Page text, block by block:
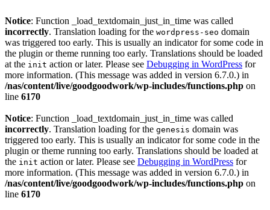
Notice: Function _load_textdomain_just_in_time was called
incorrectly. Translation loading for the wordpress-seo domain
was triggered too early. This is usually an indicator for some code in
the plugin or theme running too early. Translations should be loaded
at the init action or later. Please see Debugging in WordPress for
more information. (This message was added in version 6.7.0.) in
/nas/content/live/goodgoodwork/wp-includes/functions.php on
line 6170
Notice: Function _load_textdomain_just_in_time was called
incorrectly. Translation loading for the genesis domain was
triggered too early. This is usually an indicator for some code in the
plugin or theme running too early. Translations should be loaded at
the init action or later. Please see Debugging in WordPress for
more information. (This message was added in version 6.7.0.) in
/nas/content/live/goodgoodwork/wp-includes/functions.php on
line 6170